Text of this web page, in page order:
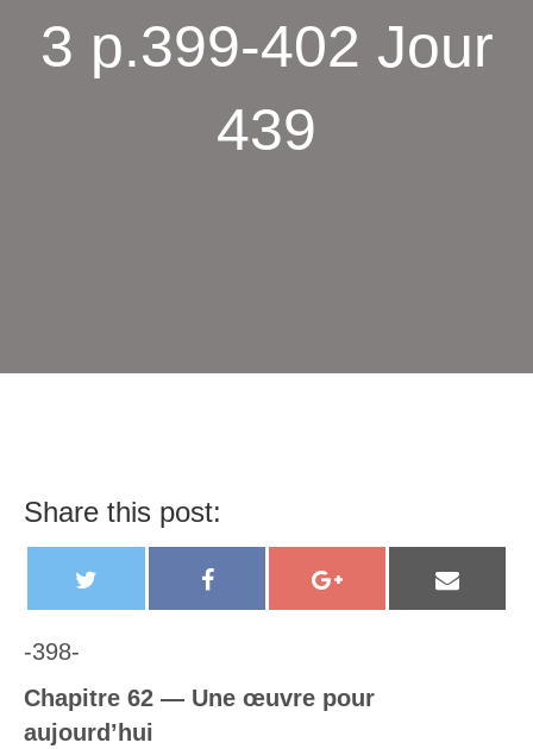
3 p.399-402 Jour
439
Share this post:
w
a
o
m
-398-
Chapitre 62 — Une œuvre pour
aujourd’hui